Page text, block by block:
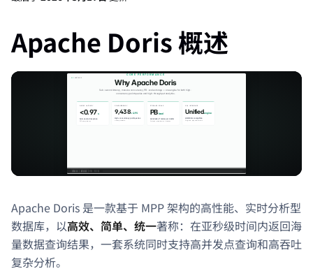
Apache Doris 概述
Apache Doris 是一款基于 MPP 架构的高性能、实时分析型
数据库，以高效、简单、统一著称：在亚秒级时间内返回海
量数据查询结果，一套系统同时支持高并发点查询和高吞吐
复杂分析。